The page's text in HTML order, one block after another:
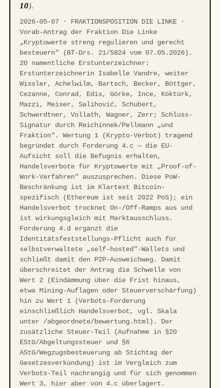
10).
2026-05-07 · FRAKTIONSPOSITION DIE LINKE ·
Vorab-Antrag der Fraktion Die Linke
„Kryptowerte streng regulieren und gerecht
besteuern" (BT-Drs. 21/5824 vom 07.05.2026).
20 namentliche Erstunterzeichner:
Erstunterzeichnerin Isabelle Vandre, weiter
Wissler, Achelwilm, Bartsch, Becker, Böttger,
Cezanne, Conrad, Edis, Görke, Ince, Köktürk,
Mazzi, Meiser, Salihović, Schubert,
Schwerdtner, Vollath, Wagner, Zerr; Schluss-
Signatur durch Reichinnek/Pellmann „und
Fraktion". Wertung 1 (Krypto-Verbot) tragend
begründet durch Forderung 4.c — die EU-
Aufsicht soll die Befugnis erhalten,
Handelsverbote für Kryptowerte mit „Proof-of-
Work-Verfahren" auszusprechen. Diese PoW-
Beschränkung ist im Klartext Bitcoin-
spezifisch (Ethereum ist seit 2022 PoS); ein
Handelsverbot trocknet On-/Off-Ramps aus und
ist wirkungsgleich mit Marktausschluss.
Forderung 4.d ergänzt die
Identitätsfeststellungs-Pflicht auch für
selbstverwaltete „self-hosted"-Wallets und
schließt damit den P2P-Ausweichweg. Damit
überschreitet der Antrag die Schwelle von
Wert 2 (Eindämmung über die Frist hinaus,
etwa Mining-Auflagen oder Steuerverschärfung)
hin zu Wert 1 (Verbots-Forderung
einschließlich Handelsverbot, vgl. Skala
unter /abgeordnete/bewertung.html). Der
zusätzliche Steuer-Teil (Aufnahme in §20
EStG/Abgeltungssteuer und §6
AStG/Wegzugsbesteuerung ab Stichtag der
Gesetzesverkündung) ist im Vergleich zum
Verbots-Teil nachrangig und für sich genommen
Wert 3, hier aber von 4.c überlagert.